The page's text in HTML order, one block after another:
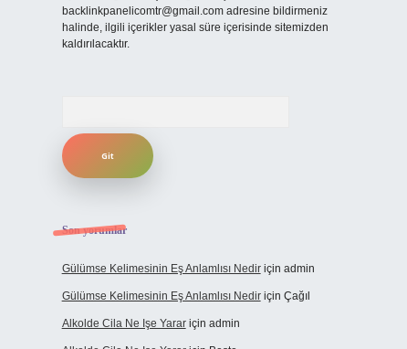
backlinkpanelicomtr@gmail.comadresine bildirmeniz
halinde, ilgili içerikler yasal süre içerisinde sitemizden
kaldırılacaktır.
Son yorumlar
Gülümse Kelimesinin Eş Anlamlısı Nediriçin admin
Gülümse Kelimesinin Eş Anlamlısı Nediriçin Çağıl
Alkolde Cila Ne Işe Yarariçin admin